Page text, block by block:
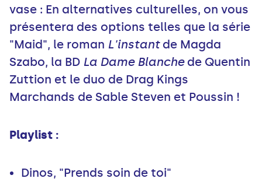
vase : En alternatives culturelles, on vous
présentera des options telles que la série
"Maid", le roman L'instantde Magda
Szabo, la BD La Dame Blanchede Quentin
Zuttion et le duo de Drag Kings
Marchands de Sable Steven et Poussin !
Playlist :
Dinos, "Prends soin de toi"